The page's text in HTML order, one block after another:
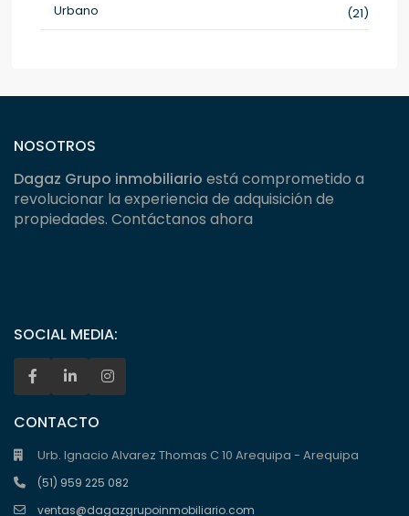
Urbano
(21)
NOSOTROS
Dagaz Grupo inmobiliario está comprometido a
revolucionar la experiencia de adquisición de
propiedades. Contáctanos ahora
SOCIAL MEDIA:
CONTACTO
Urb. Ignacio Alvarez Thomas C 10 Arequipa - Arequipa
(51) 959 225 082
ventas@dagazgrupoinmobiliario.com